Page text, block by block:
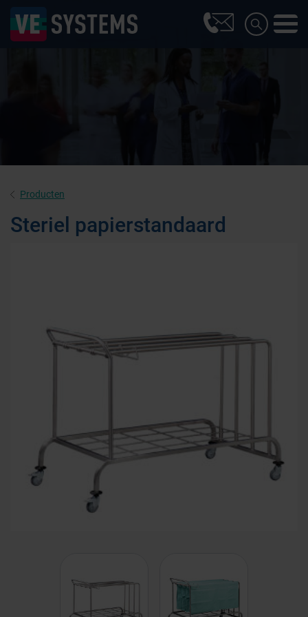
Producten
Steriel papierstandaard